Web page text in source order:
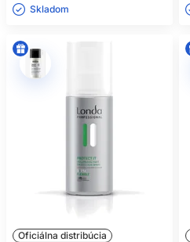
Skladom ㅤ
Oficiálna distribúcia